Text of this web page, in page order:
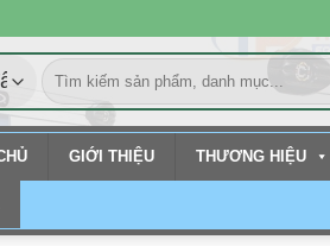
Tìm
kiếm:
GIỚI THIỆU THƯƠNG HIỆU